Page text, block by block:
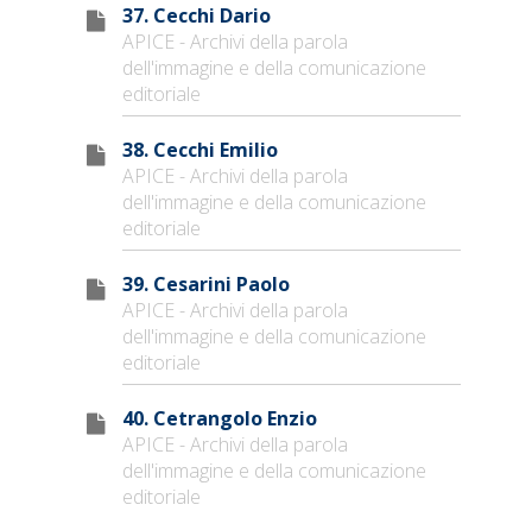
37. Cecchi Dario
APICE - Archivi della parola
dell'immagine e della comunicazione
editoriale
38. Cecchi Emilio
APICE - Archivi della parola
dell'immagine e della comunicazione
editoriale
39. Cesarini Paolo
APICE - Archivi della parola
dell'immagine e della comunicazione
editoriale
40. Cetrangolo Enzio
APICE - Archivi della parola
dell'immagine e della comunicazione
editoriale